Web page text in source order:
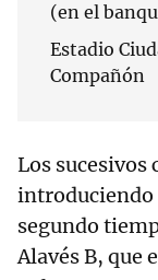
(en el
Estadio
Compañón
Los sucesivos
introduciendo
segundo
Alavés B, que